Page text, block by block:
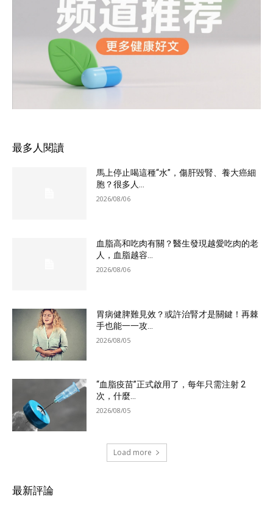
最多人閱讀
馬上停止喝這種“水”，傷肝毀腎、養大癌細
胞？很多人...
2026/08/06
血脂高和吃肉有關？醫生發現越愛吃肉的老
人，血脂越容...
2026/08/06
胃病健脾難見效？或許治腎才是關鍵！再棘
手也能一一攻...
2026/08/05
“血脂疫苗”正式啟用了，每年只需注射 2
次，什麼...
2026/08/05
Load more
最新評論